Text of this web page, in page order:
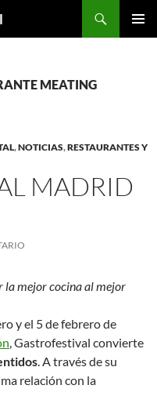
MEATING
,NOTICIAS,RESTAURANTES Y
MADRID
la mejor cocina al mejor
y el 5 de febrero de
, Gastrofestival convierte
. A través de su
relación con la